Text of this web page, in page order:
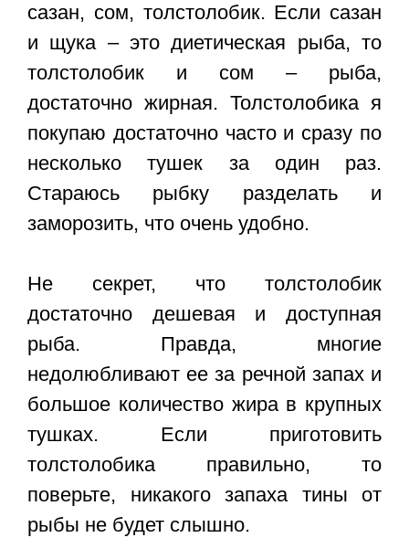
сазан, сом, толстолобик. Если сазан
и щука – это диетическая рыба, то
толстолобик и сом – рыба,
достаточно жирная. Толстолобика я
покупаю достаточно часто и сразу по
несколько тушек за один раз.
Стараюсь рыбку разделать и
заморозить, что очень удобно.
Не секрет, что толстолобик
достаточно дешевая и доступная
рыба. Правда, многие
недолюбливают ее за речной запах и
большое количество жира в крупных
тушках. Если приготовить
толстолобика правильно, то
поверьте, никакого запаха тины от
рыбы не будет слышно.